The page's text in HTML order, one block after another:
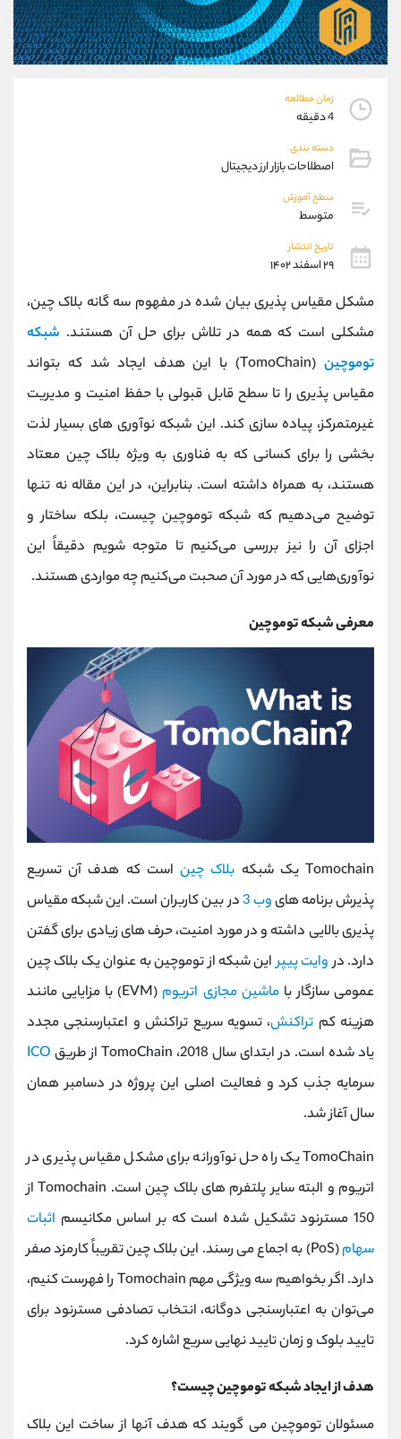
زمان مطالعه
4 دقیقه
دسته بندی
اصطلاحات بازار ارز دیجیتال
سطح آموزش
متوسط
تاریخ انتشار
۲۹ اسفند ۱۴۰۲
مشکل مقیاس پذیری بیان شده در مفهوم سه گانه بلاک چین،
مشکلی است که همه در تلاش برای حل آن هستند. شبکه
توموچین
(TomoChain) با این هدف ایجاد شد که بتواند
مقیاس پذیری را تا سطح قابل قبولی با حفظ امنیت و مدیریت
غیرمتمرکز، پیاده سازی کند. این شبکه نوآوری های بسیار لذت
بخشی را برای کسانی که به فناوری به ویژه بلاک چین معتاد
هستند، به همراه داشته است. بنابراین، در این مقاله نه تنها
توضیح می‌دهیم که شبکه توموچین چیست، بلکه ساختار و
اجزای آن را نیز بررسی می‌کنیم تا متوجه شویم دقیقاً این
نوآوری‌هایی که در مورد آن صحبت می‌کنیم چه مواردی هستند.
معرفی شبکه توموچین
Tomochain یک شبکه بلاک چیناست که هدف آن تسریع
پذیرش برنامه هایوب 3
در بین کاربران است. این شبکه مقیاس
پذیری بالایی داشته و در مورد امنیت، حرف های زیادی برای گفتن
دارد. دروایت پیپراین شبکه از توموچین به عنوان یک بلاک چین
عمومی سازگار باماشین مجازی اتریوم
(EVM) با مزایایی مانند
هزینه کم تراکنش، تسویه سریع تراکنش و اعتبارسنجی مجدد
یاد شده است. در ابتدای سال 2018، TomoChain از طریق
ICO
سرمایه جذب کرد و فعالیت اصلی این پروژه در دسامبر همان
سال آغاز شد.
TomoChain یک راه حل نوآورانه برای مشکل مقیاس پذیری در
اتریوم و البته سایر پلتفرم های بلاک چین است. Tomochain از
150 مسترنود تشکیل شده است که بر اساس مکانیسم
اثبات
سهام
(PoS) به اجماع می رسند. این بلاک چین تقریباً کارمزد صفر
دارد. اگر بخواهیم سه ویژگی مهم Tomochain را فهرست کنیم،
می‌توان به اعتبارسنجی دوگانه، انتخاب تصادفی مسترنود برای
تایید بلوک و زمان تایید نهایی سریع اشاره کرد.
هدف از ایجاد شبکه توموچین چیست؟
مسئولان توموچین می گویند که هدف آنها از ساخت این بلاک
09927779040
واتساپ شروع گفتگو
تلگرام @Armteam_admin_por
پشتیبان فروش
موبایل
واتساپ
داخلی
اطلاعات تماس (دفتر فروش)
تلفن 021-22021030
بدون پیش شماره 90001030
اینستاگرام @alireza.mehrabii
کانال تلگرام @alirezamehrabi_com